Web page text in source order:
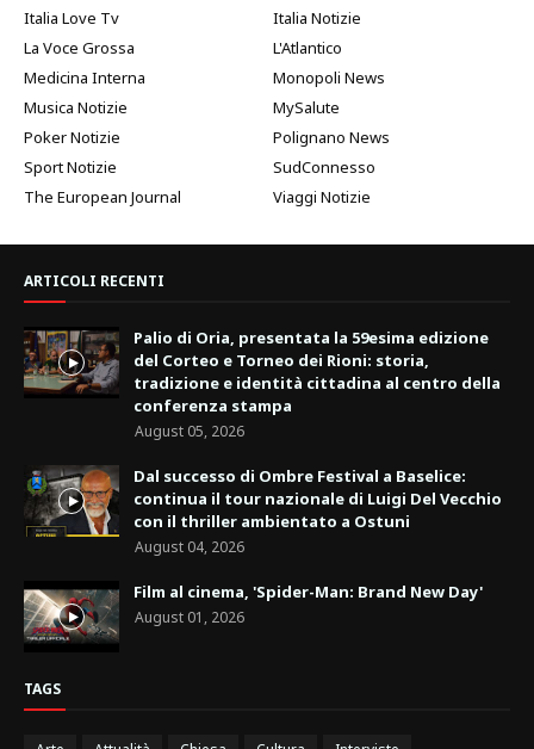
Italia Love Tv
Italia Notizie
La Voce Grossa
L'Atlantico
Medicina Interna
Monopoli News
Musica Notizie
MySalute
Poker Notizie
Polignano News
Sport Notizie
SudConnesso
The European Journal
Viaggi Notizie
ARTICOLI RECENTI
Palio di Oria, presentata la 59esima edizione
del Corteo e Torneo dei Rioni: storia,
tradizione e identità cittadina al centro della
conferenza stampa
August 05, 2026
Dal successo di Ombre Festival a Baselice:
continua il tour nazionale di Luigi Del Vecchio
con il thriller ambientato a Ostuni
August 04, 2026
Film al cinema, 'Spider-Man: Brand New Day'
August 01, 2026
TAGS